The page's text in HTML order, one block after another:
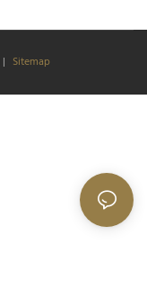
| Sitemap